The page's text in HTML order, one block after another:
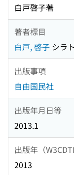
白戸啓子著
著者標目
白戸, 啓子 シラ
出版事項
自由国民社
出版年月日等
2013.1
出版年（
2013